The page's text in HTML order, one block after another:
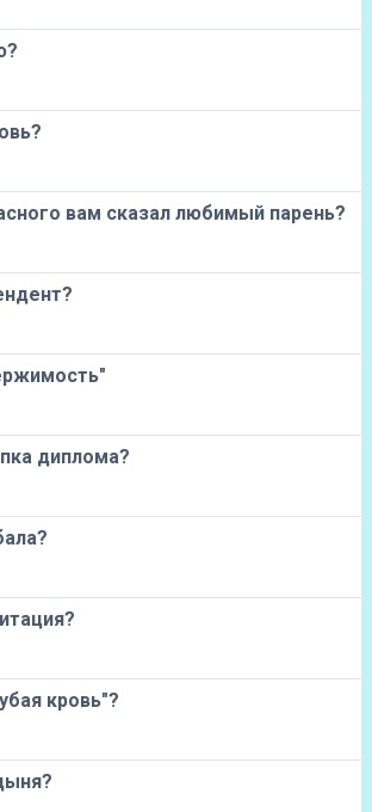
вам сказал любимый парень?
диплома?
кровь"?